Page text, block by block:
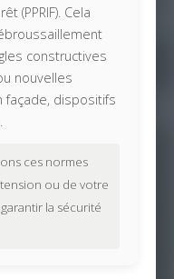
(PPRIF). Cela
constructives
nouvelles
façade, dispositifs
ces normes
ou de votre
la sécurité